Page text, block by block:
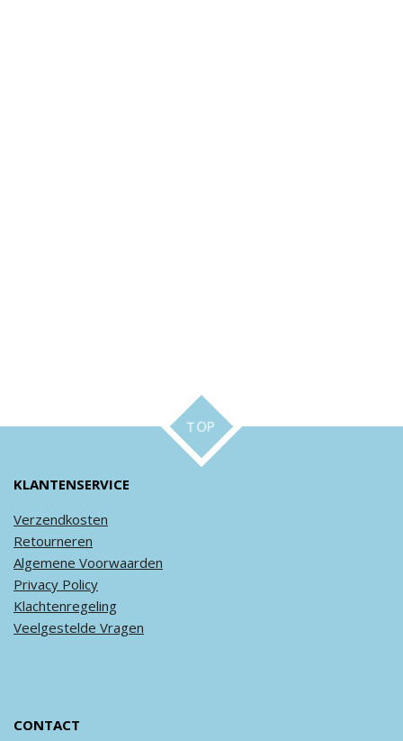
TOP
KLANTENSERVICE
Verzendkosten
Retourneren
Algemene Voorwaarden
Privacy Policy
Klachtenregeling
Veelgestelde Vragen
CONTACT